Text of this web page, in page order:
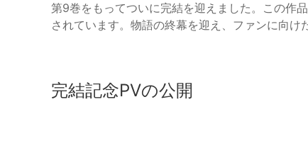
第9巻をもってついに完結を迎えました。この作
されています。物語の終幕を迎え、ファンに向け
完結記念PVの公開